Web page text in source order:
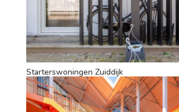
Starterswoningen Zuiddijk